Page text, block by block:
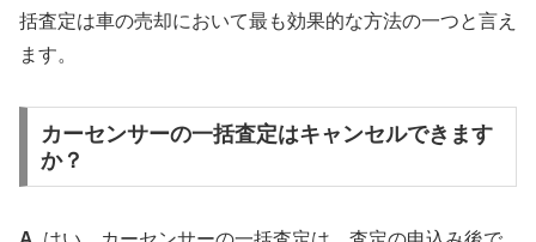
括査定は車の売却において最も効果的な方法の一つと言え
ます。
カーセンサーの一括査定はキャンセルできます
か？